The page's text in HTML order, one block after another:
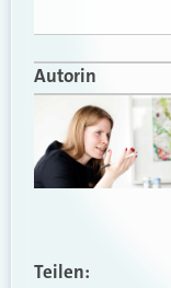
Autorin
Teilen: